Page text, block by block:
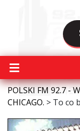
POLSKI FM 92.7 -
CHICAGO. > To co